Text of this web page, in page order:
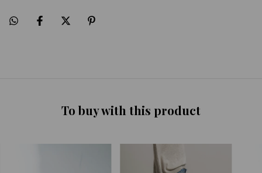
To buy with this product